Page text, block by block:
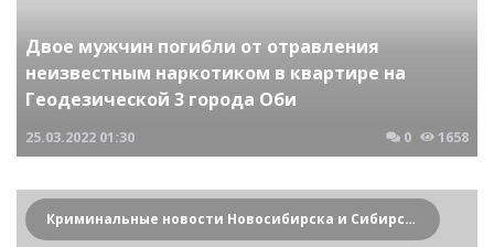
Двое мужчин погибли от отравления
неизвестным наркотиком в квартире на
Геодезической 3 города Оби
25.03.2022 01:30 0 1658
Криминальные новости Новосибирска и Сибирского региона